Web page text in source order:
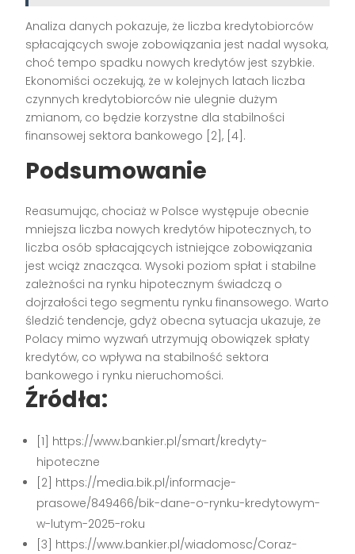
Analiza danych pokazuje, że liczba kredytobiorców
spłacających swoje zobowiązania jest nadal wysoka,
choć tempo spadku nowych kredytów jest szybkie.
Ekonomiści oczekują, że w kolejnych latach liczba
czynnych kredytobiorców nie ulegnie dużym
zmianom, co będzie korzystne dla stabilności
finansowej sektora bankowego [2], [4].
Podsumowanie
Reasumując, chociaż w Polsce występuje obecnie
mniejsza liczba nowych kredytów hipotecznych, to
liczba osób spłacających istniejące zobowiązania
jest wciąż znacząca. Wysoki poziom spłat i stabilne
zależności na rynku hipotecznym świadczą o
dojrzałości tego segmentu rynku finansowego. Warto
śledzić tendencje, gdyż obecna sytuacja ukazuje, że
Polacy mimo wyzwań utrzymują obowiązek spłaty
kredytów, co wpływa na stabilność sektora
bankowego i rynku nieruchomości.
Źródła:
[1] https://www.bankier.pl/smart/kredyty-
hipoteczne
[2] https://media.bik.pl/informacje-
prasowe/849466/bik-dane-o-rynku-kredytowym-
w-lutym-2025-roku
[3] https://www.bankier.pl/wiadomosc/Coraz-